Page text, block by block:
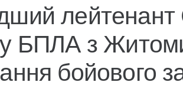
лейтенант
БПЛА з
бойового